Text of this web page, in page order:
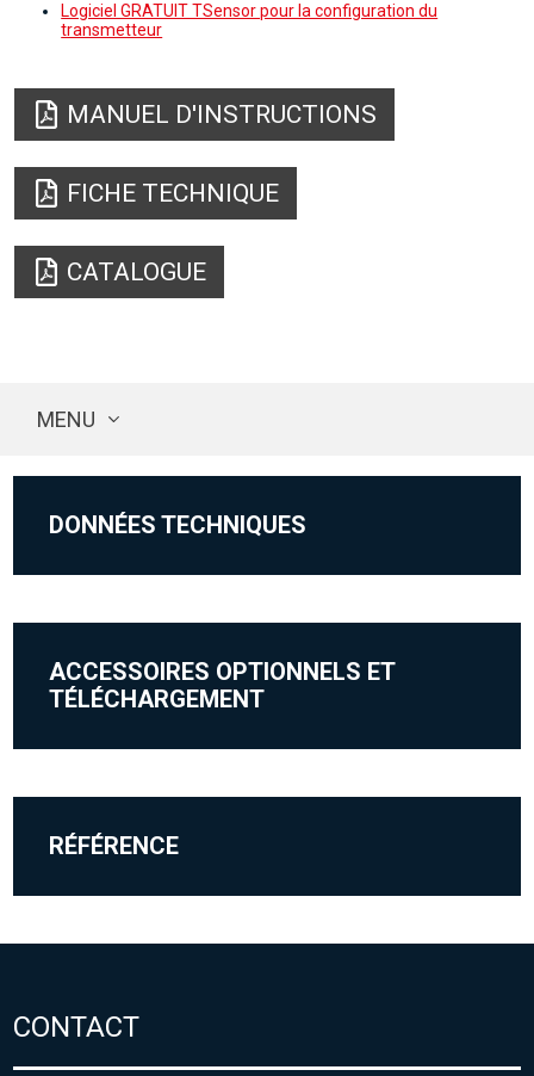
Logiciel GRATUIT TSensor pour la configuration du
transmetteur
MANUEL D'INSTRUCTIONS
FICHE TECHNIQUE
CATALOGUE
MENU
DONNÉES TECHNIQUES
ACCESSOIRES OPTIONNELS ET
TÉLÉCHARGEMENT
RÉFÉRENCE
CONTACT